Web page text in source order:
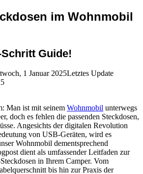
im Wohnmobil
Guide!
1 Januar 2025Letztes Update
Man ist mit seinem Wohnmobil unterwegs
doch es fehlen die passenden Steckdosen,
Angesichts der digitalen Revolution
von USB-Geräten, wird es
Wohnmobil dementsprechend
dient als umfassender Leitfaden zur
in Ihrem Camper. Vom
bis hin zur Praxis der